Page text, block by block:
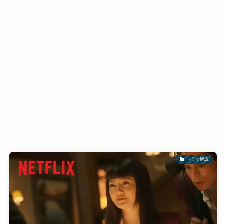
ドラマ解説